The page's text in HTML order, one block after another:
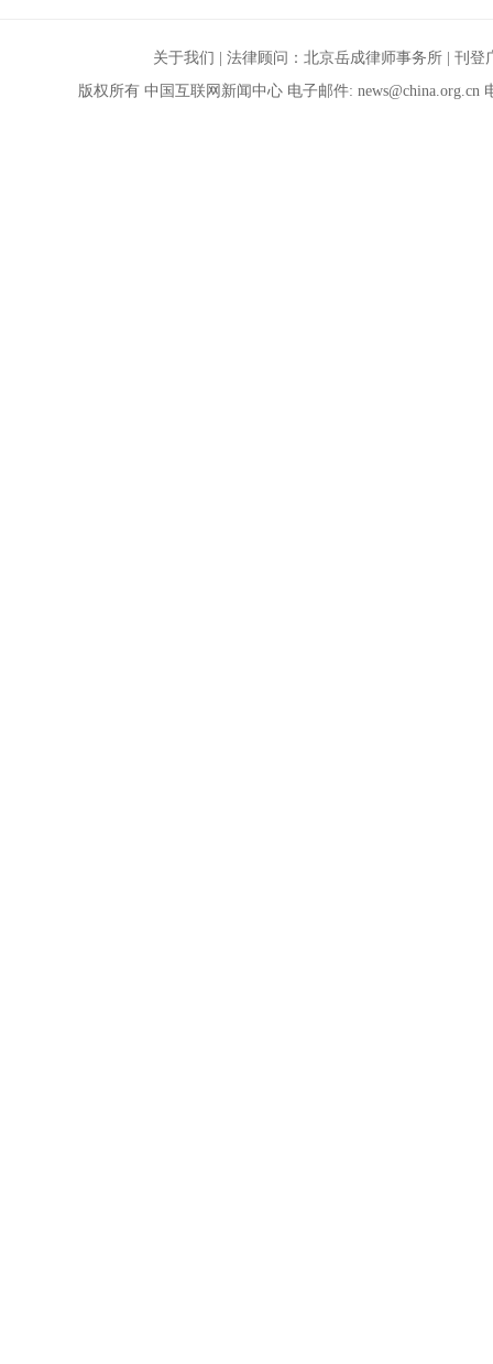
关于我们 | 法律顾问：北京岳成律师事务所 |刊登
版权所有 中国互联网新闻中心 电子邮件: news@china.org.cn